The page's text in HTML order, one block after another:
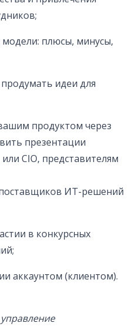
плюсы, минусы,
идеи для
продуктом через
презентации
CIO, представителям
ИТ-решений
в конкурсных
аккаунтом (клиентом).